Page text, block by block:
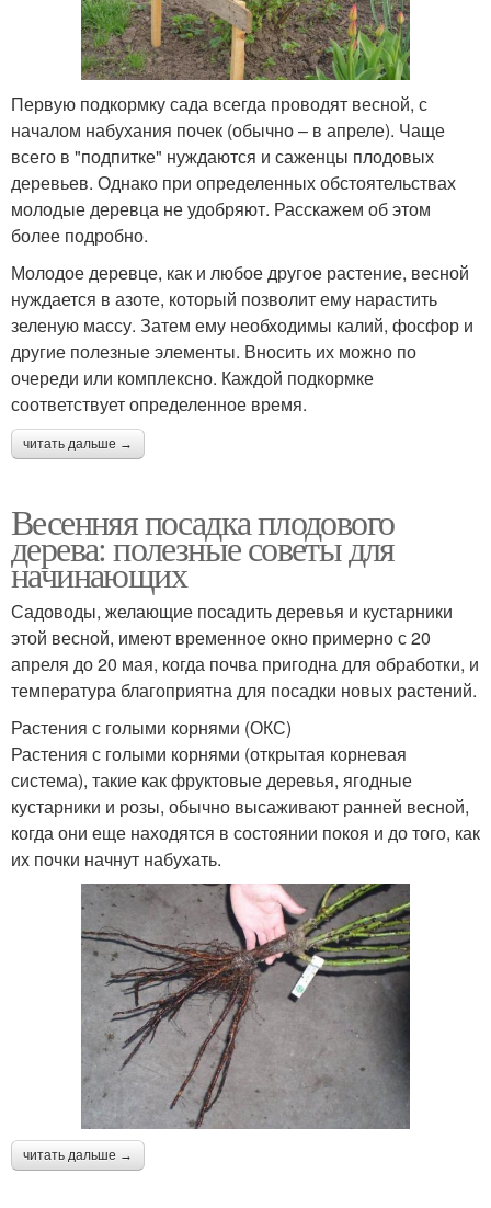
Первую подкормку сада всегда проводят весной, с
началом набухания почек (обычно – в апреле). Чаще
всего в "подпитке" нуждаются и саженцы плодовых
деревьев. Однако при определенных обстоятельствах
молодые деревца не удобряют. Расскажем об этом
более подробно.
Молодое деревце, как и любое другое растение, весной
нуждается в азоте, который позволит ему нарастить
зеленую массу. Затем ему необходимы калий, фосфор и
другие полезные элементы. Вносить их можно по
очереди или комплексно. Каждой подкормке
соответствует определенное время.
читать дальше →
Весенняя посадка плодового
дерева: полезные советы для
начинающих
Садоводы, желающие посадить деревья и кустарники
этой весной, имеют временное окно примерно с 20
апреля до 20 мая, когда почва пригодна для обработки, и
температура благоприятна для посадки новых растений.
Растения с голыми корнями (ОКС)
Растения с голыми корнями (открытая корневая
система), такие как фруктовые деревья, ягодные
кустарники и розы, обычно высаживают ранней весной,
когда они еще находятся в состоянии покоя и до того, как
их почки начнут набухать.
читать дальше →